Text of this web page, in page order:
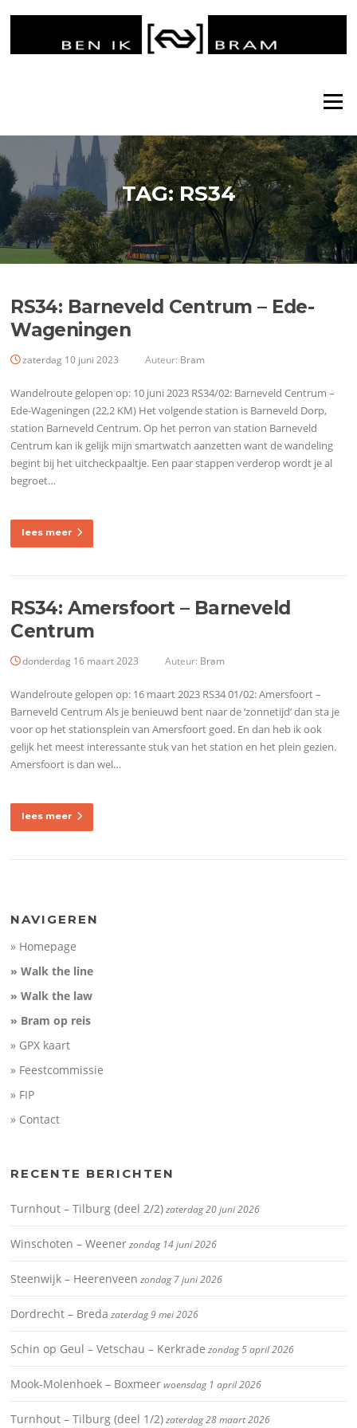
Menu
TAG:RS34
RS34: Barneveld Centrum – Ede-
Wageningen
zaterdag 10 juni 2023 Auteur: Bram
Wandelroute gelopen op: 10 juni 2023 RS34/02: Barneveld Centrum –
Ede-Wageningen (22,2 KM) Het volgende station is Barneveld Dorp,
station Barneveld Centrum. Op het perron van station Barneveld
Centrum kan ik gelijk mijn smartwatch aanzetten want de wandeling
begint bij het uitcheckpaaltje. Een paar stappen verderop wordt je al
begroet…
lees meer
RS34: Amersfoort – Barneveld
Centrum
donderdag 16 maart 2023 Auteur: Bram
Wandelroute gelopen op: 16 maart 2023 RS34 01/02: Amersfoort –
Barneveld Centrum Als je benieuwd bent naar de ‘zonnetijd’ dan sta je
voor op het stationsplein van Amersfoort goed. En dan heb ik ook
gelijk het meest interessante stuk van het station en het plein gezien.
Amersfoort is dan wel…
lees meer
NAVIGEREN
» Homepage
» Walk the line
» Walk the law
» Bram op reis
» GPX kaart
» Feestcommissie
» FIP
» Contact
RECENTE BERICHTEN
Turnhout – Tilburg (deel 2/2)zaterdag 20 juni 2026
Winschoten – Weenerzondag 14 juni 2026
Steenwijk – Heerenveen zondag 7 juni 2026
Dordrecht – Breda zaterdag 9 mei 2026
Schin op Geul – Vetschau – Kerkrade zondag 5 april 2026
Mook-Molenhoek – Boxmeerwoensdag 1 april 2026
Turnhout – Tilburg (deel 1/2)zaterdag 28 maart 2026